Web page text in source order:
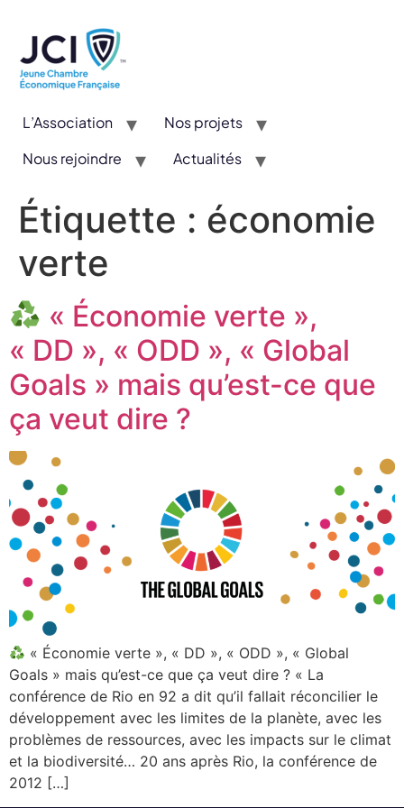
L’Association
Nos projets
Nous rejoindre
Actualités
Étiquette : économie
verte
« Économie verte »,
« DD », « ODD », « Global
Goals » mais qu’est-ce que
ça veut dire ?
« Économie verte », « DD », « ODD », « Global
Goals » mais qu’est-ce que ça veut dire ? « La
conférence de Rio en 92 a dit qu’il fallait réconcilier le
développement avec les limites de la planète, avec les
problèmes de ressources, avec les impacts sur le climat
et la biodiversité… 20 ans après Rio, la conférence de
2012 […]